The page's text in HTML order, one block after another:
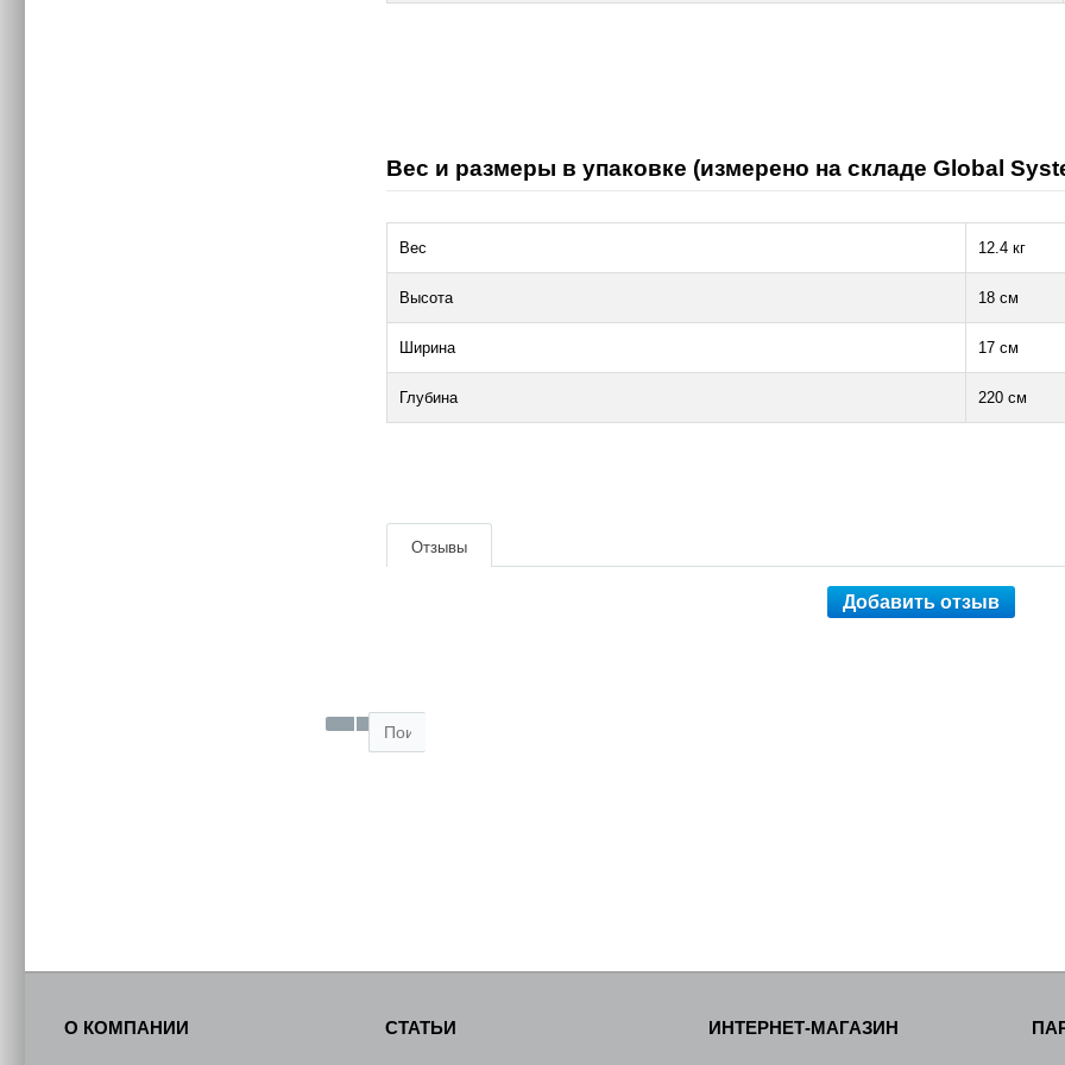
Вес и размеры в упаковке (измерено на складе Global
Вес 12.4 кг
Высота 18 см
Ширина 17 см
Глубина 220 см
Отзывы
Добавить отзыв
О КОМПАНИИ СТАТЬИ ИНТЕРНЕТ-МАГАЗИН